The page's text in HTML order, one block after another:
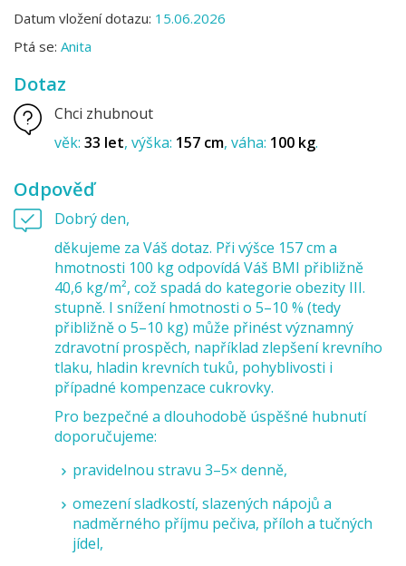
Datum vložení dotazu: 15.06.2026
Ptá se: Anita
Dotaz
Chci zhubnout
věk: 33 let výška: 157 cm váha: 100 kg
Odpověď
Dobrý den,
děkujeme za Váš dotaz. Při výšce 157 cm a
hmotnosti 100 kg odpovídá Váš BMI přibližně
40,6 kg/m², což spadá do kategorie obezity III.
stupně. I snížení hmotnosti o 5–10 % (tedy
přibližně o 5–10 kg) může přinést významný
zdravotní prospěch, například zlepšení krevního
tlaku, hladin krevních tuků, pohyblivosti i
případné kompenzace cukrovky.
Pro bezpečné a dlouhodobě úspěšné hubnutí
doporučujeme:
pravidelnou stravu 3–5× denně,
omezení sladkostí, slazených nápojů a
nadměrného příjmu pečiva, příloh a tučných
jídel,